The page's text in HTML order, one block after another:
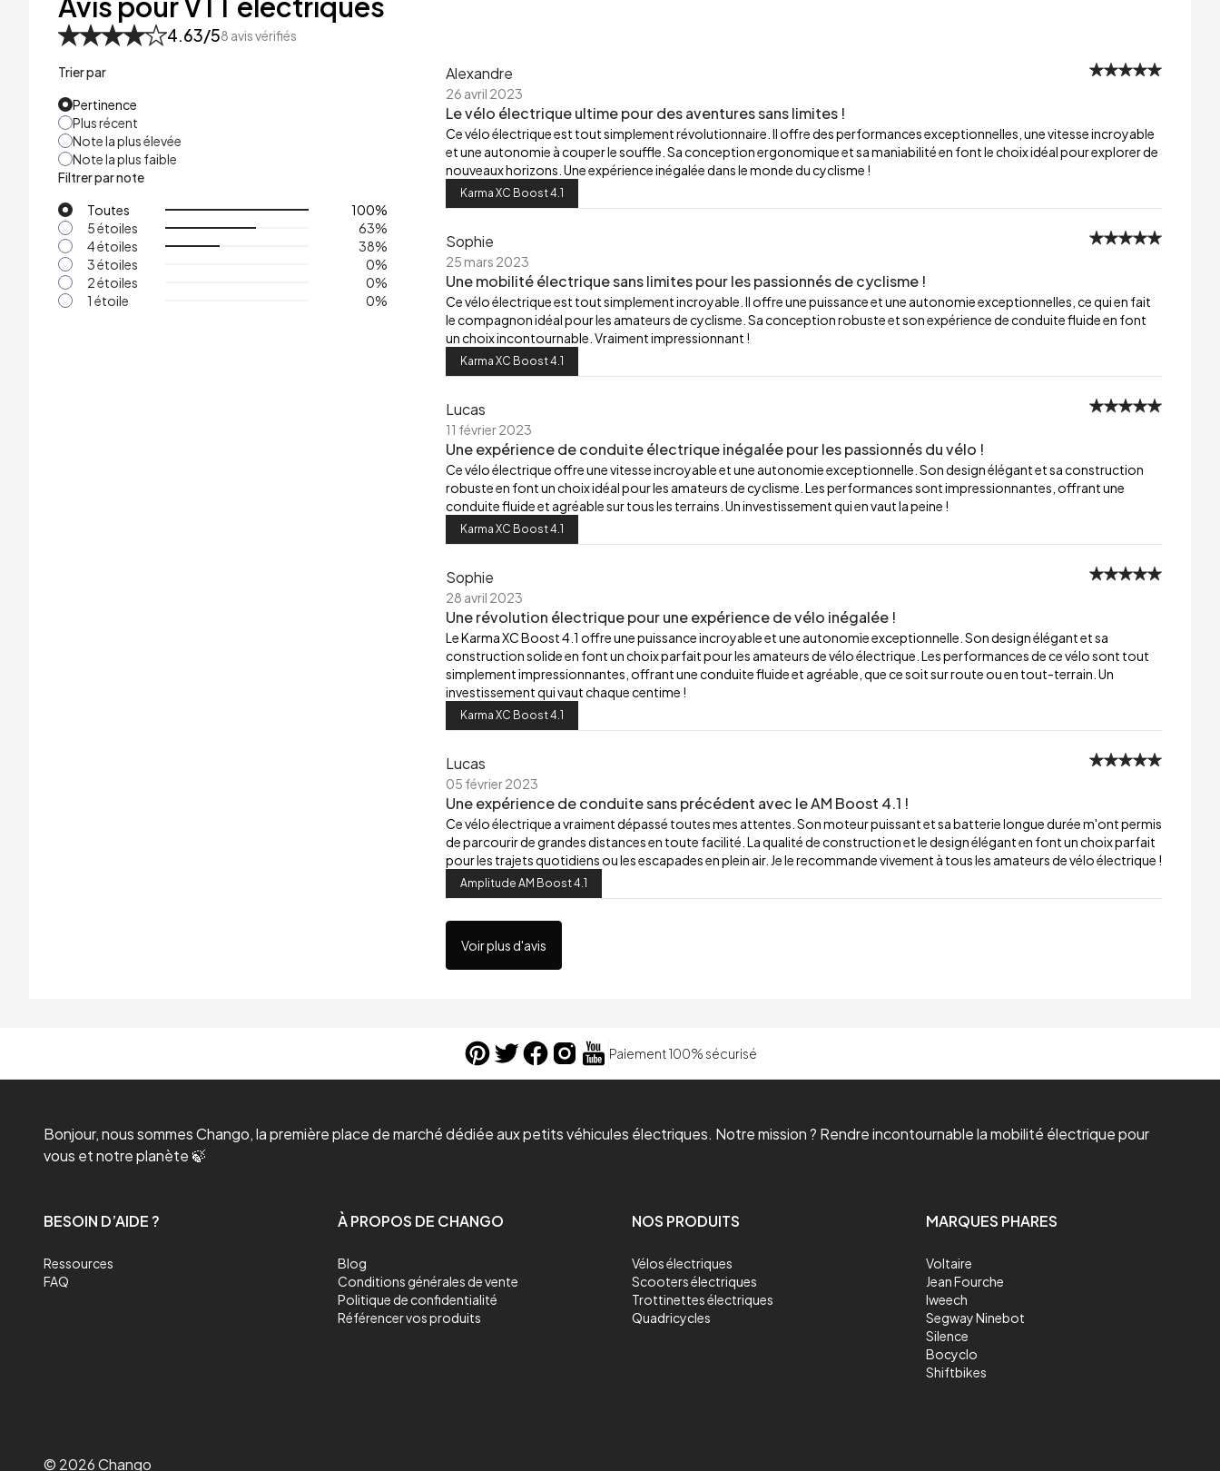
4.63/58 avis vérifiés
Trier par
Pertinence
Plus récent
Note la plus élevée
Note la plus faible
Filtrer par note
Toutes
100%
5 étoiles
63%
4 étoiles
38%
3 étoiles
0%
2 étoiles
0%
1 étoile
0%
Alexandre
26 avril 2023
Le vélo électrique ultime pour des aventures sans limites !
Ce vélo électrique est tout simplement révolutionnaire. Il offre des performances exceptionnelles, une vitesse incroyable
et une autonomie à couper le souffle. Sa conception ergonomique et sa maniabilité en font le choix idéal pour explorer de
nouveaux horizons. Une expérience inégalée dans le monde du cyclisme !
Karma XC Boost 4.1
Sophie
25 mars 2023
Une mobilité électrique sans limites pour les passionnés de cyclisme !
Ce vélo électrique est tout simplement incroyable. Il offre une puissance et une autonomie exceptionnelles, ce qui en fait
le compagnon idéal pour les amateurs de cyclisme. Sa conception robuste et son expérience de conduite fluide en font
un choix incontournable. Vraiment impressionnant !
Karma XC Boost 4.1
Lucas
11 février 2023
Une expérience de conduite électrique inégalée pour les passionnés du vélo !
Ce vélo électrique offre une vitesse incroyable et une autonomie exceptionnelle. Son design élégant et sa construction
robuste en font un choix idéal pour les amateurs de cyclisme. Les performances sont impressionnantes, offrant une
conduite fluide et agréable sur tous les terrains. Un investissement qui en vaut la peine !
Karma XC Boost 4.1
Sophie
28 avril 2023
Une révolution électrique pour une expérience de vélo inégalée !
Le Karma XC Boost 4.1 offre une puissance incroyable et une autonomie exceptionnelle. Son design élégant et sa
construction solide en font un choix parfait pour les amateurs de vélo électrique. Les performances de ce vélo sont tout
simplement impressionnantes, offrant une conduite fluide et agréable, que ce soit sur route ou en tout-terrain. Un
investissement qui vaut chaque centime !
Karma XC Boost 4.1
Lucas
05 février 2023
Une expérience de conduite sans précédent avec le AM Boost 4.1 !
Ce vélo électrique a vraiment dépassé toutes mes attentes. Son moteur puissant et sa batterie longue durée m'ont permis
de parcourir de grandes distances en toute facilité. La qualité de construction et le design élégant en font un choix parfait
pour les trajets quotidiens ou les escapades en plein air. Je le recommande vivement à tous les amateurs de vélo électrique !
Amplitude AM Boost 4.1
Voir plus d'avis
Paiement 100% sécurisé
Bonjour, nous sommes Chango, la première place de marché dédiée aux petits véhicules électriques. Notre mission ? Rendre incontournable la mobilité électrique pour
vous et notre planète 🍃
BESOIN D’AIDE ?
Ressources
FAQ
À PROPOS DE CHANGO
Blog
Conditions générales de vente
Politique de confidentialité
Référencer vos produits
NOS PRODUITS
Vélos électriques
Scooters électriques
Trottinettes électriques
Quadricycles
MARQUES PHARES
Voltaire
Jean Fourche
Iweech
Segway Ninebot
Silence
Bocyclo
Shiftbikes
© 2026Chango